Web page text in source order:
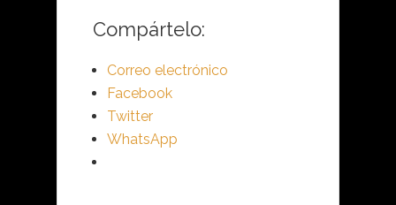
Compártelo:
Correo electrónico
Facebook
Twitter
WhatsApp